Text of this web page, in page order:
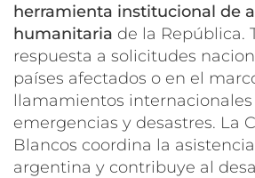
herramienta institucional de
humanitaria de la República.
respuesta a solicitudes
países afectados o en el
llamamientos
emergencias y desastres. La
Blancos coordina la
argentina y contribuye al